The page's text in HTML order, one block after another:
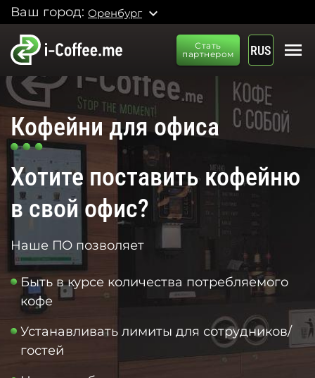
Ваш город: Оренбург expand_more
Стать
партнером
RUS menu
Кофейни для офиса
Хотите поставить кофейню
в свой офис?
Наше ПО позволяет
Быть в курсе количества потребляемого
кофе
Устанавливать лимиты для сотрудников/
гостей